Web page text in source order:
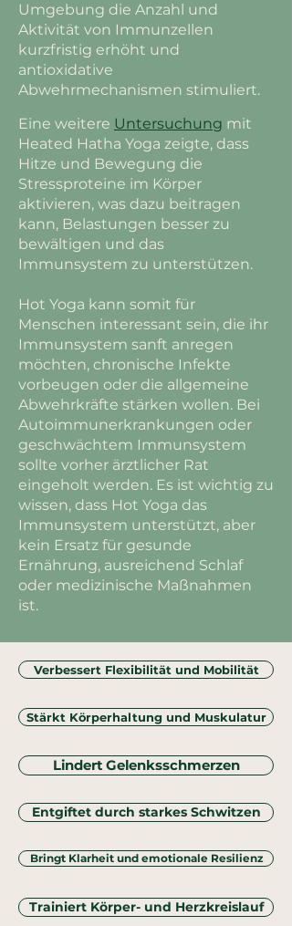
Umgebung die Anzahl und
Aktivität von Immunzellen
kurzfristig erhöht und
antioxidative
Abwehrmechanismen stimuliert.
Eine weitere Untersuchung mit
Heated Hatha Yoga zeigte, dass
Hitze und Bewegung die
Stressproteine im Körper
aktivieren, was dazu beitragen
kann, Belastungen besser zu
bewältigen und das
Immunsystem zu unterstützen.
Hot Yoga kann somit für
Menschen interessant sein, die ihr
Immunsystem sanft anregen
möchten, chronische Infekte
vorbeugen oder die allgemeine
Abwehrkräfte stärken wollen. Bei
Autoimmunerkrankungen oder
geschwächtem Immunsystem
sollte vorher ärztlicher Rat
eingeholt werden. Es ist wichtig zu
wissen, dass Hot Yoga das
Immunsystem unterstützt, aber
kein Ersatz für gesunde
Ernährung, ausreichend Schlaf
oder medizinische Maßnahmen
ist.
Verbessert Flexibilität und Mobilität
Stärkt Körperhaltung und Muskulatur
Lindert Gelenksschmerzen
Entgiftet durch starkes Schwitzen
Bringt Klarheit und emotionale Resilienz
Trainiert Körper- und Herzkreislauf